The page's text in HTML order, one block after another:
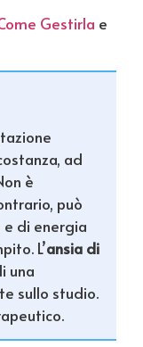
Gestirla e
ad
è
può
di energia
L’ansia di
una
sullo studio.